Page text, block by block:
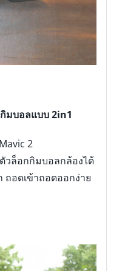
มบอลแบบ2in1
2
วล็อกกิมบอลกล้องได้
ถอดเข้าถอดออกง่าย